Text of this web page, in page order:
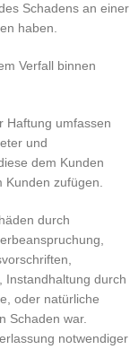
Schadens an einer
haben.
Verfall binnen
Haftung umfassen
und
dem Kunden
zufügen.
durch
Instandhaltung durch
oder natürliche
Schaden war.
notwendiger